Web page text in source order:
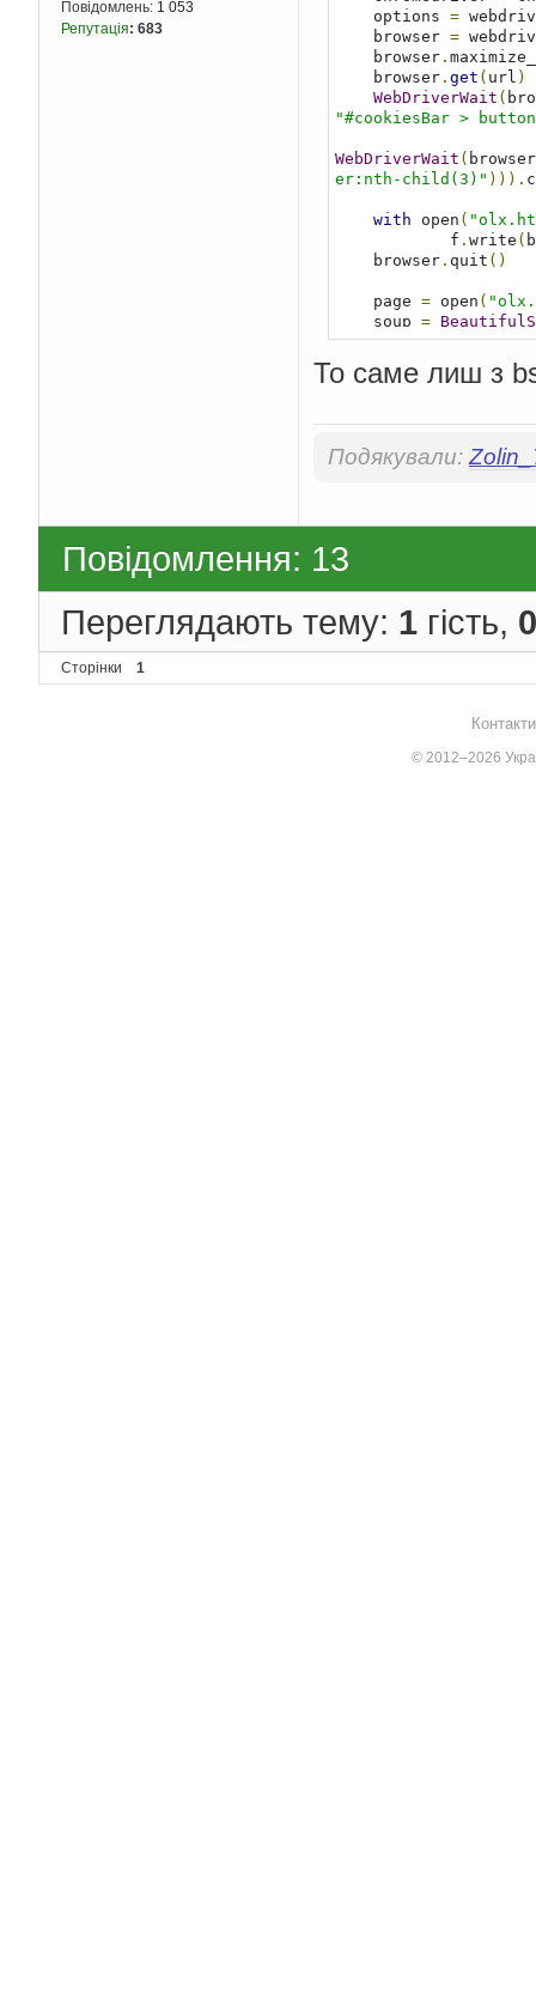
Повідомлень: 1 053
Репутація: 683
    options
=
    browser
=
    browser
.
    browser
. get ( url )
WebDriverWait (
"#cookiesBar >
WebDriverWait ( browser
er:nth-child(3)" ))).
with open (
            f
. write (
    browser
. quit ()
    page
= open (
    soup
=
    phone_number
=
То саме лиш з
Подякували:
Повідомлення: 13
Переглядають тему: 1 гість, 0
Сторінки 1
© 2012–2026